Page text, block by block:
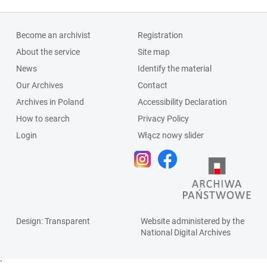
Become an archivist
About the service
News
Our Archives
Archives in Poland
How to search
Login
Registration
Site map
Identify the material
Contact
Accessibility Declaration
Privacy Policy
Włącz nowy slider
Design: Transparent
Website administered by the
National Digital Archives
`